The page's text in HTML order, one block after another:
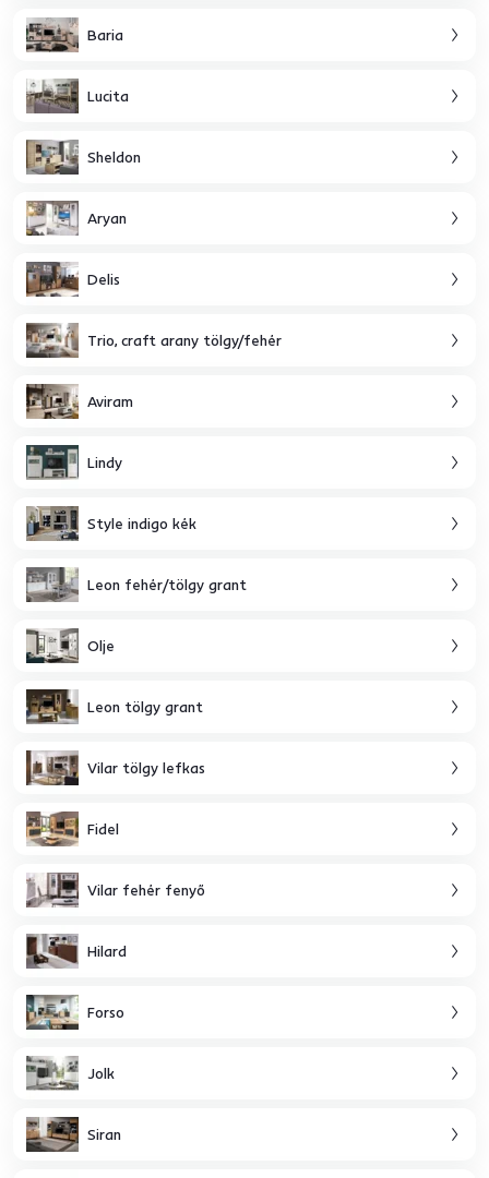
Baria
Lucita
Sheldon
Aryan
Delis
Trio, craft arany tölgy/fehér
Aviram
Lindy
Style indigo kék
Leon fehér/tölgy grant
Olje
Leon tölgy grant
Vilar tölgy lefkas
Fidel
Vilar fehér fenyő
Hilard
Forso
Jolk
Siran